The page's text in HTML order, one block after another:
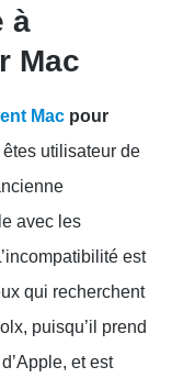
à
Mac
Mac pour
utilisateur de
avec les
est
qui recherchent
puisqu’il prend
et est